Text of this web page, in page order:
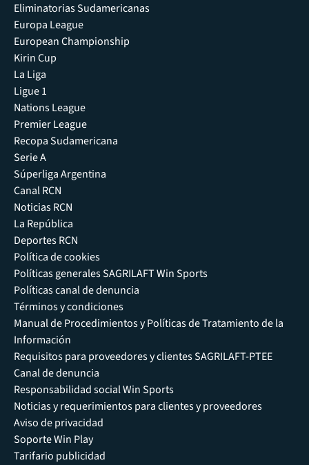
Eliminatorias Sudamericanas
Europa League
European Championship
Kirin Cup
La Liga
Ligue 1
Nations League
Premier League
Recopa Sudamericana
Serie A
Súperliga Argentina
Canal RCN
Noticias RCN
La República
Deportes RCN
Política de cookies
Políticas generales SAGRILAFT Win Sports
Políticas canal de denuncia
Términos y condiciones
Manual de Procedimientos y Políticas de Tratamiento de la
Información
Requisitos para proveedores y clientes SAGRILAFT-PTEE
Canal de denuncia
Responsabilidad social Win Sports
Noticias y requerimientos para clientes y proveedores
Aviso de privacidad
Soporte Win Play
Tarifario publicidad